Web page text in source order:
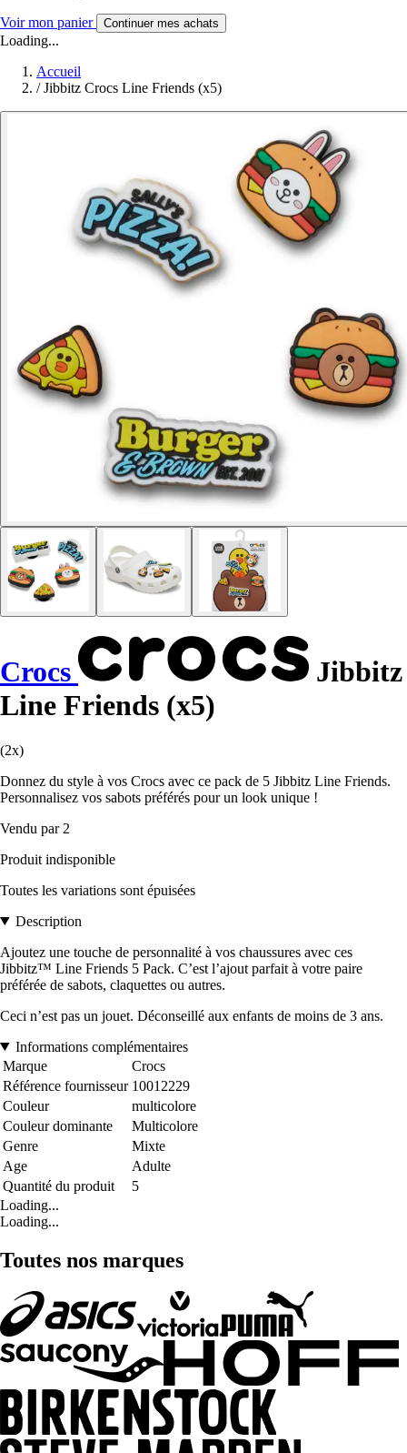
Voir mon panier Continuer mes achats
Loading...
Accueil
/ Jibbitz Crocs Line Friends (x5)
Crocs
Jibbitz
Line Friends (x5)
(2x)
Donnez du style à vos Crocs avec ce pack de 5 Jibbitz Line Friends.
Personnalisez vos sabots préférés pour un look unique !
Vendu par 2
Produit indisponible
Toutes les variations sont épuisées
Description
Ajoutez une touche de personnalité à vos chaussures avec ces
Jibbitz™ Line Friends 5 Pack. C’est l’ajout parfait à votre paire
préférée de sabots, claquettes ou autres.
Ceci n’est pas un jouet. Déconseillé aux enfants de moins de 3 ans.
Informations complémentaires
Marque
Crocs
Référence fournisseur 10012229
Couleur
multicolore
Couleur dominante
Multicolore
Genre
Mixte
Age
Adulte
Quantité du produit
5
Loading...
Loading...
Toutes nos marques